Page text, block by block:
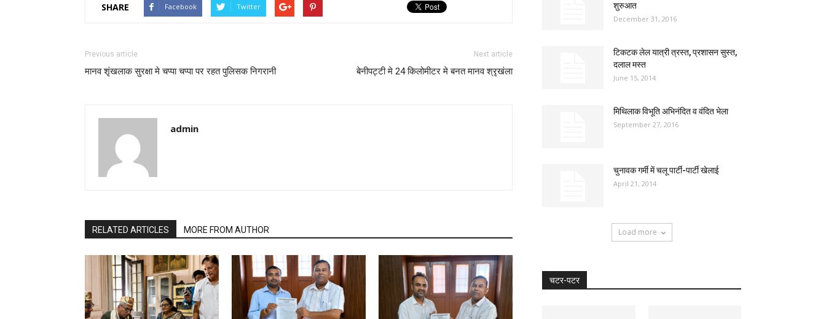
SHARE Facebook Twitter
Previous article
मानव शृंखलाक सुरक्षा मे चप्पा चप्पा पर रहत पुलिसक निगरानी
Next article
बेनीपट्टी मे 24 किलोमीटर मे बनत मानव श्रृखंला
admin
RELATED ARTICLES MORE FROM AUTHOR
शुरुआत
December 31, 2016
टिकटक लेल यात्री त्रस्त, प्रशासन सुस्त,
दलाल मस्त
June 15, 2014
मिथिलाक विभूति अभिनंदित व वंदित भेला
September 27, 2016
चुनावक गर्मी में चलू पार्टी-पार्टी खेलाई
April 21, 2014
Load more
चटर-पटर